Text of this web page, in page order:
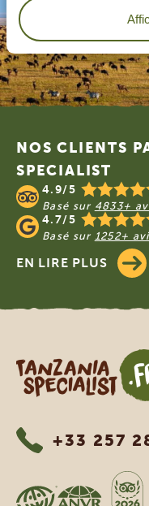
Footer
NOS CLIENTS
SPECIALIST
4.9/5
Basé sur 4833+
4.7/5
Basé sur 1252+
EN LIRE PLUS
Tanzania Specialist
+33 257